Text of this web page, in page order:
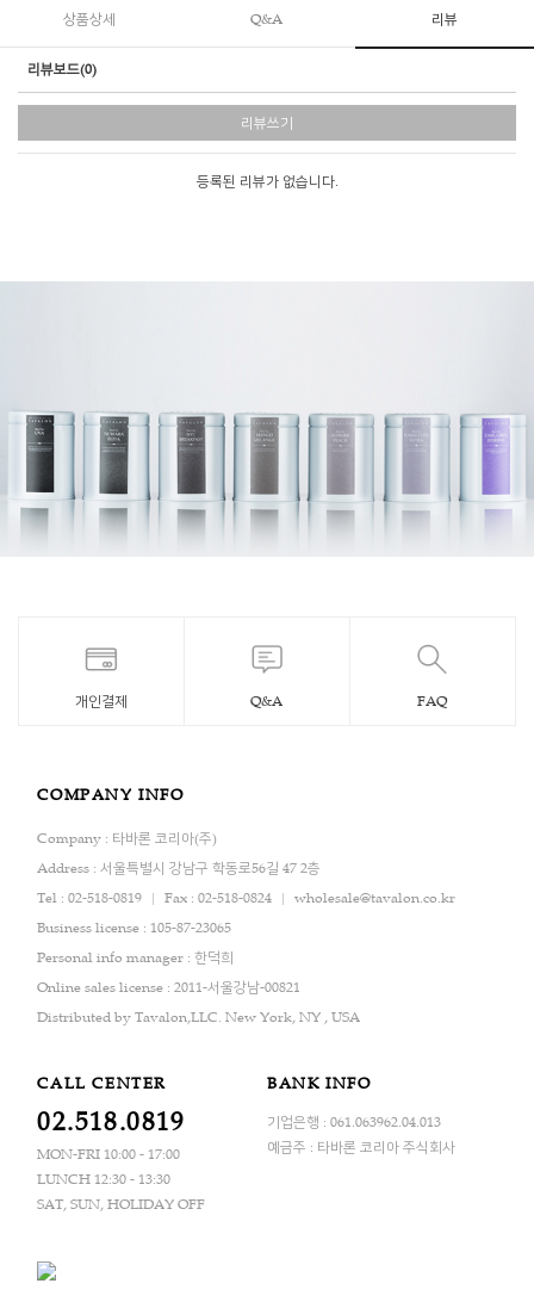
상품상세 Q&A 리뷰
리뷰보드(0)
리뷰쓰기
등록된 리뷰가 없습니다.
개인결제 Q&A FAQ
COMPANY INFO
Company : 타바론 코리아(주)
Address : 서울특별시 강남구 학동로56길 47 2층
Tel : 02-518-0819
Fax : 02-518-0824
wholesale@tavalon.co.kr
Business license : 105-87-23065
Personal info manager : 한덕희
Online sales license : 2011-서울강남-00821
Distributed by Tavalon,LLC. New York, NY , USA
CALL CENTER
02.518.0819
MON-FRI 10:00 - 17:00
LUNCH 12:30 - 13:30
SAT, SUN, HOLIDAY OFF
BANK INFO
기업은행 : 061.063962.04.013
예금주 : 타바론 코리아 주식회사